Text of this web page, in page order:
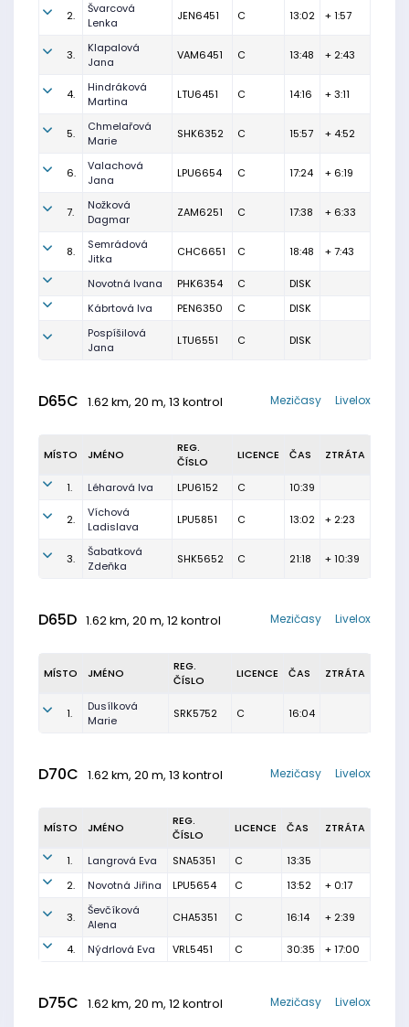
2.
Švarcová
Lenka
JEN6451 C 13:02 + 1:57
3.
Klapalová
Jana
VAM6451 C 13:48 + 2:43
4.
Hindráková
Martina
LTU6451 C 14:16 + 3:11
5.
Chmelařová
Marie
SHK6352 C 15:57 + 4:52
6.
Valachová
Jana
LPU6654 C 17:24 + 6:19
7.
Nožková
Dagmar
ZAM6251 C 17:38 + 6:33
8.
Semrádová
Jitka
CHC6651 C 18:48 + 7:43
Novotná Ivana PHK6354 C
DISK
Kábrtová Iva
PEN6350 C
DISK
Pospíšilová
Jana
LTU6551 C DISK
D65C 1.62 km, 20 m, 13 kontrol Livelox
Mezičasy
MÍSTO JMÉNO
REG.
ČÍSLO
LICENCE ČAS ZTRÁTA
1. Léharová Iva LPU6152 C 10:39
2.
Víchová
Ladislava
LPU5851 C 13:02 + 2:23
3.
Šabatková
Zdeňka
SHK5652 C 21:18 + 10:39
D65D 1.62 km, 20 m, 12 kontrol Livelox
Mezičasy
MÍSTO JMÉNO
REG.
ČÍSLO
LICENCE ČAS ZTRÁTA
1.
Dusílková
Marie
SRK5752 C 16:04
D70C 1.62 km, 20 m, 13 kontrol Livelox
Mezičasy
MÍSTO JMÉNO
REG.
ČÍSLO
LICENCE ČAS ZTRÁTA
1. Langrová Eva SNA5351 C
13:35
2.
Novotná Jiřina LPU5654 C 13:52 + 0:17
3.
Ševčíková
Alena
CHA5351 C 16:14 + 2:39
4. Nýdrlová Eva VRL5451 C 30:35 + 17:00
D75C 1.62 km, 20 m, 12 kontrol Livelox
Mezičasy